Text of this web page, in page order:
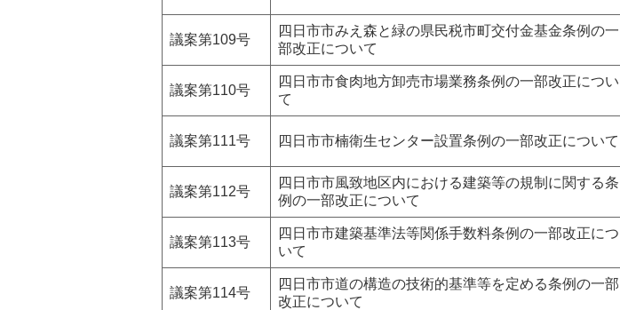
議案第109号
四日市市みえ森と緑の県民税市町交付金基金条例の一
部改正について
議案第110号
四日市市食肉地方卸売市場業務条例の一部改正につい
て
議案第111号 四日市市楠衛生センター設置条例の一部改正について
議案第112号
四日市市風致地区内における建築等の規制に関する条
例の一部改正について
議案第113号
四日市市建築基準法等関係手数料条例の一部改正につ
いて
議案第114号
四日市市道の構造の技術的基準等を定める条例の一部
改正について